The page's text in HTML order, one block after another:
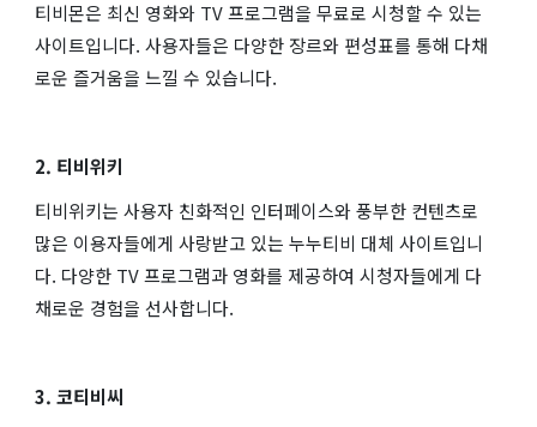
티비몬은 최신 영화와 TV 프로그램을 무료로 시청할 수 있는
사이트입니다. 사용자들은 다양한 장르와 편성표를 통해 다채
로운 즐거움을 느낄 수 있습니다.
2. 티비위키
티비위키는 사용자 친화적인 인터페이스와 풍부한 컨텐츠로
많은 이용자들에게 사랑받고 있는 누누티비 대체 사이트입니
다. 다양한 TV 프로그램과 영화를 제공하여 시청자들에게 다
채로운 경험을 선사합니다.
3. 코티비씨